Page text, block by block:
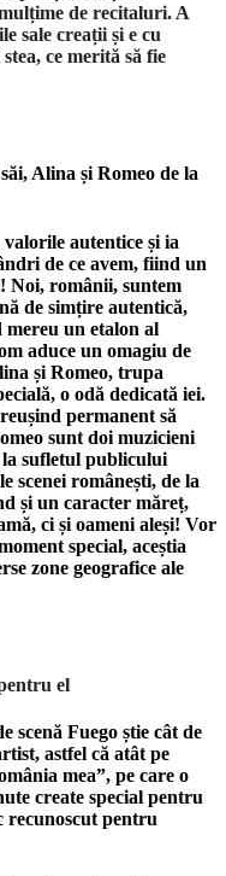
de recitaluri. A
sale creațiiși e cu
ce merită să fie
Alina și Romeo de la
autentice și ia
de ce avem, fiind un
Noi, românii, suntem
de simțire autentică,
un etalon al
aduce un omagiu de
și Romeo, trupa
o odă dedicată iei.
permanent să
sunt doi muzicieni
la sufletul publicului
scenei românești, de la
și un caracter măreț,
ci și oameni aleși! Vor
special, aceștia
zone geografice ale
el
scenă Fuego știe cât de
astfel că atât pe
mea”, pe care o
create special pentru
recunoscut pentru